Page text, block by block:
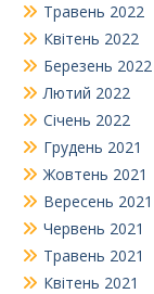
Травень 2022
Квітень 2022
Березень 2022
Лютий 2022
Січень 2022
Грудень 2021
Жовтень 2021
Вересень 2021
Червень 2021
Травень 2021
Квітень 2021